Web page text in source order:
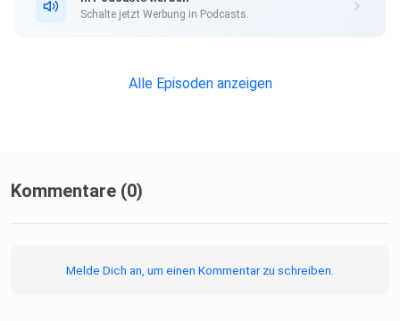
nach Absichten der beteiligten Personen. Ein Narzisst kann
Schalte jetzt Werbung in Podcasts.
Alle Episoden anzeigen
Kommentare (0)
Melde Dich an, um einen Kommentar zu schreiben.